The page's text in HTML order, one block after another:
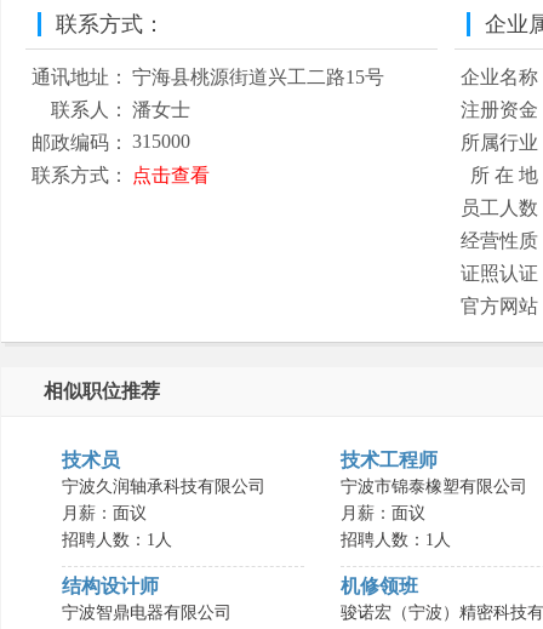
联系方式：
通讯地址：
宁海县桃源街道兴工二路15号
联系人：
潘女士
邮政编码：
315000
联系方式：
点击查看
企业
企业名称
注册资金
所属行业
所 在 地
员工人数
经营性质
证照认证
官方网站
相似职位推荐
技术员
宁波久润轴承科技有限公司
月薪：面议
招聘人数：1人
技术工程师
宁波市锦泰橡塑有限公司
月薪：面议
招聘人数：1人
结构设计师
宁波智鼎电器有限公司
机修领班
骏诺宏（宁波）精密科技